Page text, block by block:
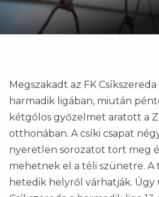
Megszakadt az FK Csíkszereda
harmadik ligában, miután
kétgólos győzelmet aratott a
otthonában. A csíki csapat
nyeretlen sorozatot tört meg
mehetnek el a téli szünetre. A
hetedik helyről várhatják. Úgy